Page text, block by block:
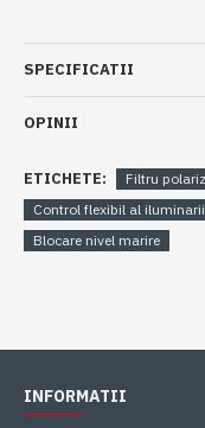
SPECIFICATII
OPINII
ETICHETE: Filtru
Control flexibil al iluminarii
Blocare nivel marire
INFORMATII